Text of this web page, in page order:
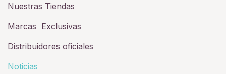
Nuestras Tiendas
Marcas Exclusivas
Distribuidores oficiales
Noticias